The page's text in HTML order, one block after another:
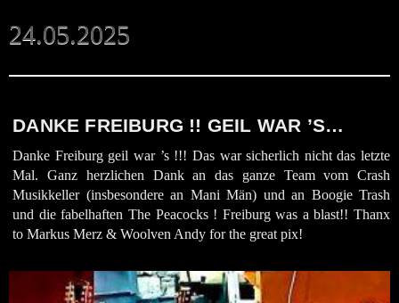
24.05.2025
DANKE FREIBURG !! GEIL WAR ’S…
Danke Freiburg geil war ’s !!! Das war sicherlich nicht das letzte
Mal. Ganz herzlichen Dank an das ganze Team vom Crash
Musikkeller (insbesondere an Mani Män) und an Boogie Trash
und die fabelhaften The Peacocks ! Freiburg was a blast!! Thanx
to Markus Merz & Woolven Andy for the great pix!